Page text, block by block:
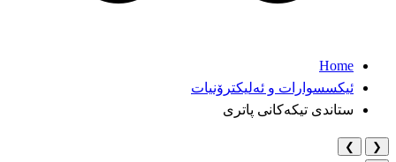
Home
ئیکسسوارات و ئەلیکترۆنیات
ستاندی تیکەکانی پاتری
❮
❯